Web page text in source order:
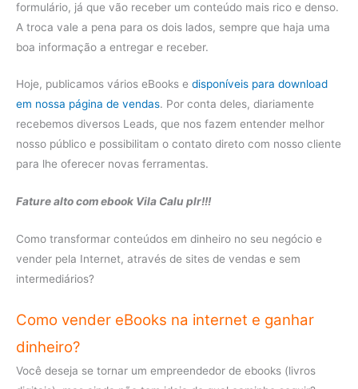
formulário, já que vão receber um conteúdo mais rico e denso.
A troca vale a pena para os dois lados, sempre que haja uma
boa informação a entregar e receber.
Hoje, publicamos vários eBooks e disponíveis para download
em nossa página de vendas. Por conta deles, diariamente
recebemos diversos Leads, que nos fazem entender melhor
nosso público e possibilitam o contato direto com nosso cliente
para lhe oferecer novas ferramentas.
Fature alto com ebook Vila Calu plr!!!
Como transformar conteúdos em dinheiro no seu negócio e
vender pela Internet, através de sites de vendas e sem
intermediários?
Como vender eBooks na internet e ganhar
dinheiro?
Você deseja se tornar um empreendedor de ebooks (livros